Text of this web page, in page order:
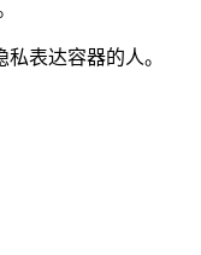
表达容器的人。